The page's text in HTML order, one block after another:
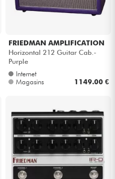
FRIEDMAN AMPLIFICATION
Horizontal 212 Guitar Cab.-
Purple
Internet
Magasins
1149.00 €